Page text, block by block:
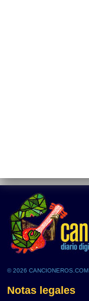
© 2026 CANCIONEROS.COM
Notas legales